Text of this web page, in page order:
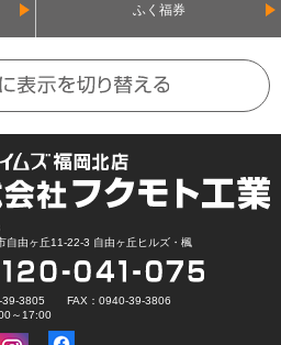
ふく福券
自由ヶ丘11-22-3 自由ヶ丘ヒルズ・楓
39-3805 FAX：0940-39-3806
～17:00